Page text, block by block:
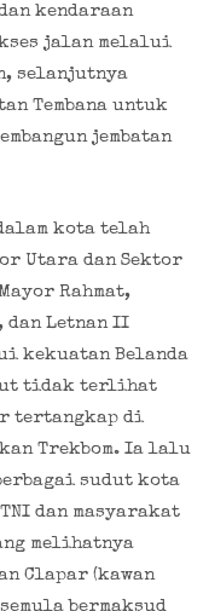
kendaraan
jalan melalui
selanjutnya
Tembana untuk
jembatan
kota telah
Utara dan Sektor
Rahmat,
dan Letnan II
kekuatan Belanda
tidak terlihat
tertangkap di
Trekbom. Ia lalu
sudut kota
dan masyarakat
melihatnya
Clapar (kawan
bermaksud